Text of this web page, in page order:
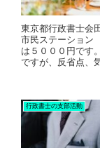
東京都行政書士会
市民ステーション
は５０００円です
ですが、反省点、
行政書士の支部活動